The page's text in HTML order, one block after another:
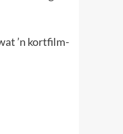
’n kortfilm-